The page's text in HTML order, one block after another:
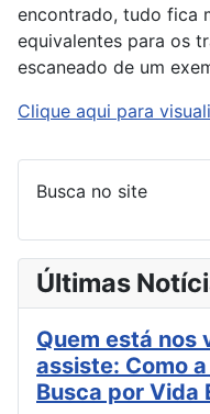
encontrado, tudo fica
equivalentes para os
escaneado de um
Clique aqui para
Busca no site
Últimas
Quem está nos
assiste: Como
Busca por Vida